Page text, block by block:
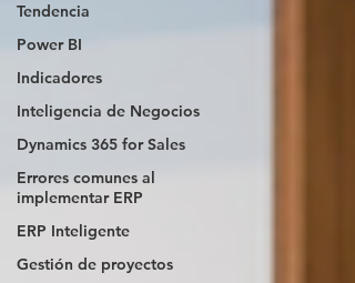
Tendencia
Power BI
Indicadores
Inteligencia de Negocios
Dynamics 365 for Sales
Errores comunes al
implementar ERP
ERP Inteligente
Gestión de proyectos